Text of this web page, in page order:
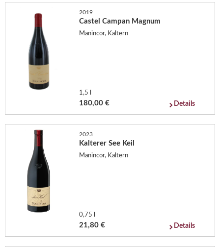
2019
Castel Campan Magnum
Manincor, Kaltern
1,5 l
180,00 € Details
2023
Kalterer See Keil
Manincor, Kaltern
0,75 l
21,80 € Details